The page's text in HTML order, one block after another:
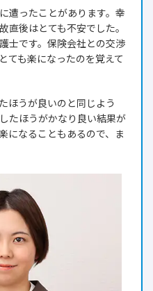
遭ったことがあります。幸
直後はとても不安でした。
士です。保険会社との交渉
ても楽になったのを覚えて
ほうが良いのと同じよう
たほうがかなり良い結果が
になることもあるので、ま